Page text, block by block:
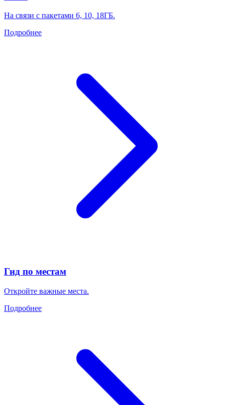
На связи с пакетами 6, 10, 18ГБ.
Подробнее
Гид по местам
Откройте важные места.
Подробнее